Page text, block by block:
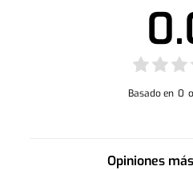
Basado en 0
Opiniones